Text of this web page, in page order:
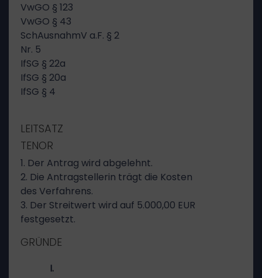
VwGO § 123
VwGO § 43
SchAusnahmV a.F. § 2
Nr. 5
IfSG § 22a
IfSG § 20a
IfSG § 4
LEITSATZ
TENOR
1. Der Antrag wird abgelehnt.
2. Die Antragstellerin trägt die Kosten
des Verfahrens.
3. Der Streitwert wird auf 5.000,00 EUR
festgesetzt.
GRÜNDE
I.